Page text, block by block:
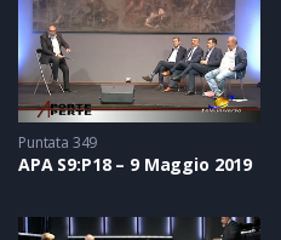
Puntata 349
APA S9:P18 – 9 Maggio 2019